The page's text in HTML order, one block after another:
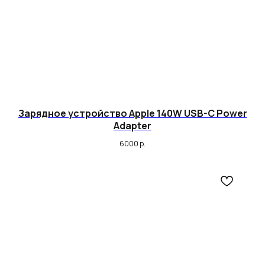
Зарядное устройство Apple 140W USB-C Power
Adapter
6000 р.